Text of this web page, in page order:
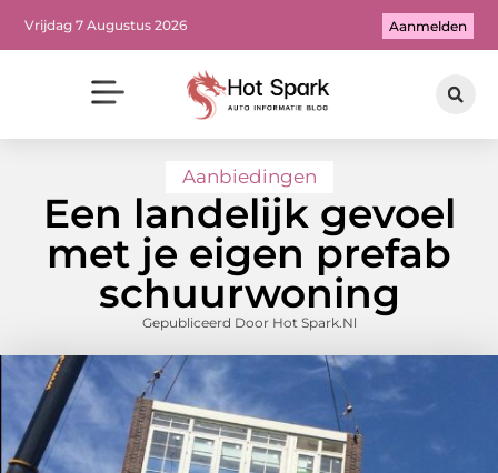
Vrijdag 7 Augustus 2026 Aanmelden
Aanbiedingen
Een landelijk gevoel
met je eigen prefab
schuurwoning
Gepubliceerd Door Hot Spark.nl